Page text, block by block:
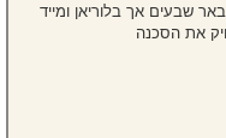
של היוונים , 3 יוונים על 2 באר שבעים אך בלוריאן ומייד
את הסכנה